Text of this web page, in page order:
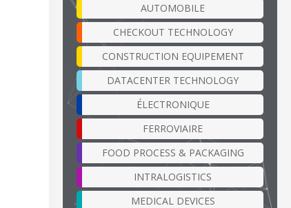
AUTOMOBILE
CHECKOUT TECHNOLOGY
CONSTRUCTION EQUIPEMENT
DATACENTER TECHNOLOGY
ÉLECTRONIQUE
FERROVIAIRE
FOOD PROCESS & PACKAGING
INTRALOGISTICS
MEDICAL DEVICES